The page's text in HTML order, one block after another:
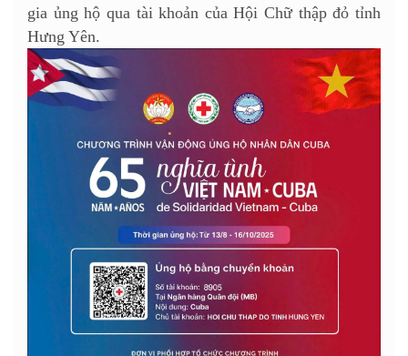
gia ủng hộ qua tài khoản của Hội Chữ thập đỏ tỉnh
Hưng Yên.